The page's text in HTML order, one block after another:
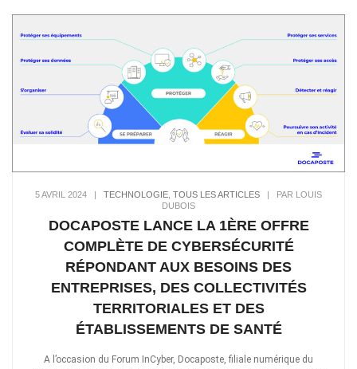
5 AVRIL 2024 TECHNOLOGIE, TOUS LES ARTICLES
PAR LOUIS
DUBOIS
DOCAPOSTE LANCE LA 1ÈRE OFFRE
COMPLÈTE DE CYBERSÉCURITÉ
RÉPONDANT AUX BESOINS DES
ENTREPRISES, DES COLLECTIVITÉS
TERRITORIALES ET DES
ÉTABLISSEMENTS DE SANTÉ
A l’occasion du Forum InCyber, Docaposte, filiale numérique du